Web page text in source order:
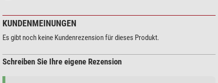
KUNDENMEINUNGEN
Es gibt noch keine Kundenrezension für dieses Produkt.
Schreiben Sie Ihre eigene Rezension